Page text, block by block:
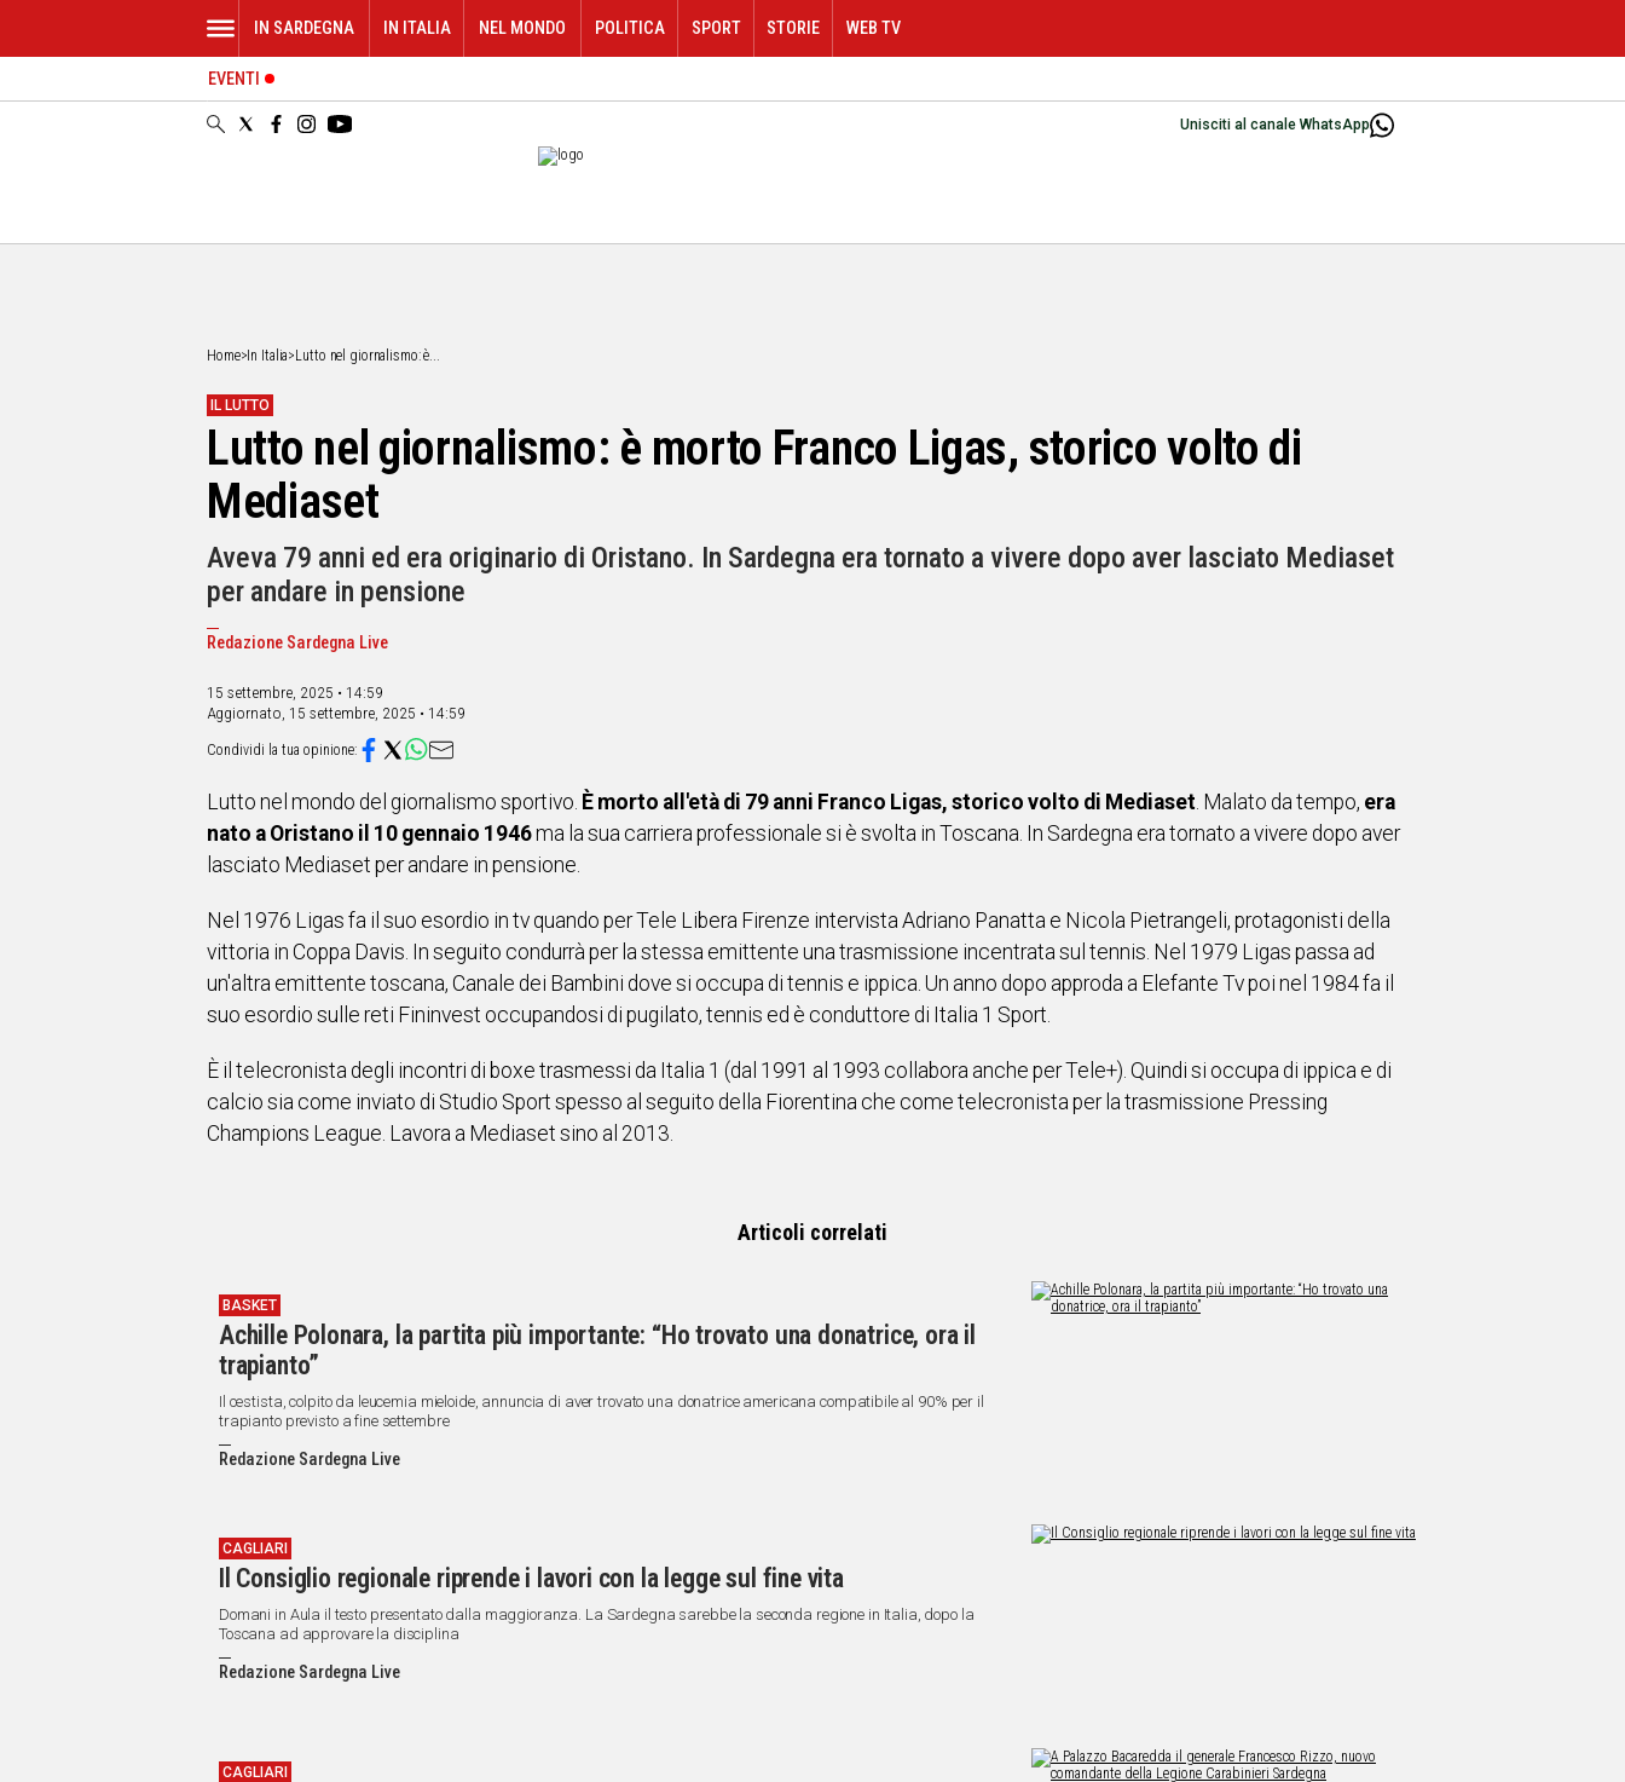
ORISTANO
Vai
Unisciti al canale WhatsApp
IN SARDEGNA IN ITALIA NEL MONDO POLITICA SPORT STORIE WEB TV
EVENTI
Home> In Italia>Lutto nel giornalismo: è...
IL LUTTO
Lutto nel giornalismo: è morto Franco Ligas, storico volto di
Mediaset
Aveva 79 anni ed era originario di Oristano. In Sardegna era tornato a vivere dopo aver lasciato Mediaset
per andare in pensione
Redazione Sardegna Live
15 settembre, 2025 • 14:59
Aggiornato, 15 settembre, 2025 • 14:59
Lutto nel mondo del giornalismo sportivo. È morto all'età di 79 anni Franco Ligas, storico volto di Mediaset. Malato da tempo, era
nato a Oristano il 10 gennaio 1946 ma la sua carriera professionale si è svolta in Toscana. In Sardegna era tornato a vivere dopo aver
lasciato Mediaset per andare in pensione.
Nel 1976 Ligas fa il suo esordio in tv quando per Tele Libera Firenze intervista Adriano Panatta e Nicola Pietrangeli, protagonisti della
vittoria in Coppa Davis. In seguito condurrà per la stessa emittente una trasmissione incentrata sul tennis. Nel 1979 Ligas passa ad
un'altra emittente toscana, Canale dei Bambini dove si occupa di tennis e ippica. Un anno dopo approda a Elefante Tv poi nel 1984 fa il
suo esordio sulle reti Fininvest occupandosi di pugilato, tennis ed è conduttore di Italia 1 Sport.
È il telecronista degli incontri di boxe trasmessi da Italia 1 (dal 1991 al 1993 collabora anche per Tele+). Quindi si occupa di ippica e di
calcio sia come inviato di Studio Sport spesso al seguito della Fiorentina che come telecronista per la trasmissione Pressing
Champions League. Lavora a Mediaset sino al 2013.
Articoli correlati
BASKET
Achille Polonara, la partita più importante: “Ho trovato una donatrice, ora il
trapianto”
Il cestista, colpito da leucemia mieloide, annuncia di aver trovato una donatrice americana compatibile al 90% per il
trapianto previsto a fine settembre
Redazione Sardegna Live
CAGLIARI
Il Consiglio regionale riprende i lavori con la legge sul fine vita
Domani in Aula il testo presentato dalla maggioranza. La Sardegna sarebbe la seconda regione in Italia, dopo la
Toscana ad approvare la disciplina
Redazione Sardegna Live
CAGLIARI